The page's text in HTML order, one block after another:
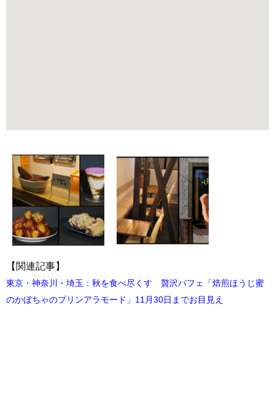
【関連記事】
東京・神奈川・埼玉：秋を食べ尽くす 贅沢パフェ「焙煎ほうじ蜜
のかぼちゃのプリンアラモード」11月30日までお目見え